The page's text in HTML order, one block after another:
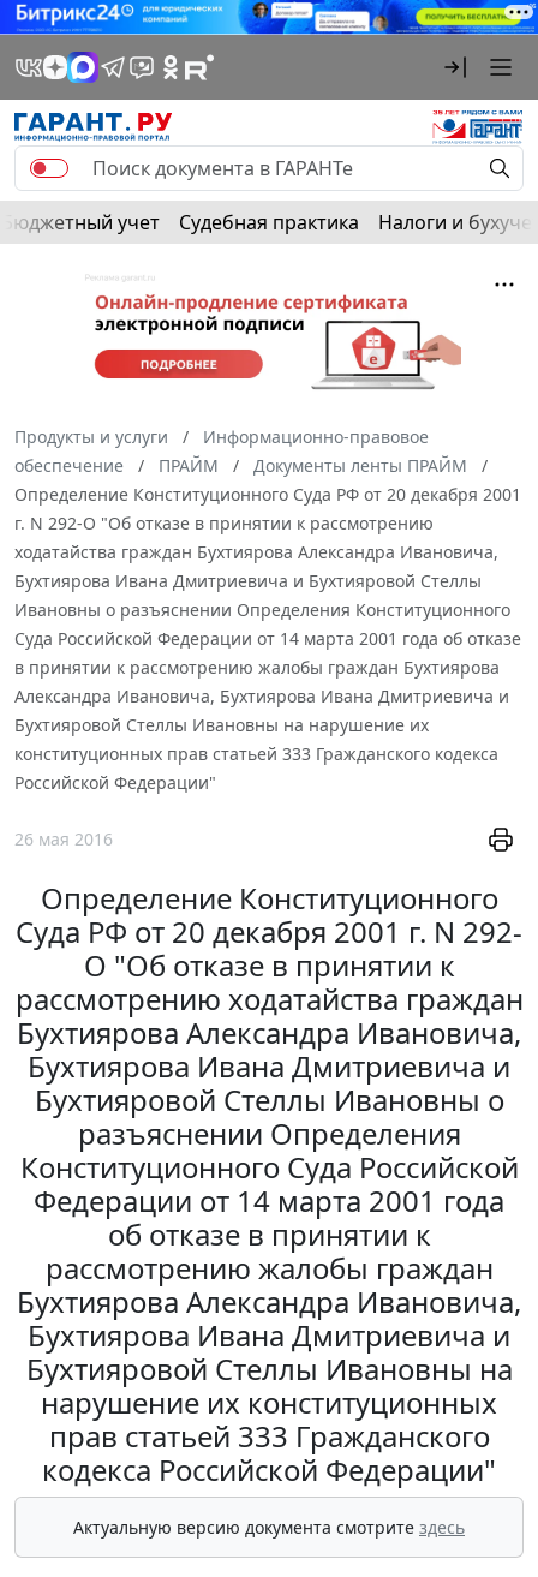
Бюджетный учет Судебная практика Налоги и
Продукты и услуги
Информационно-правовое
обеспечение
ПРАЙМ
Документы ленты ПРАЙМ
Определение Конституционного Суда РФ от 20 декабря 2001
г. N 292-О "Об отказе в принятии к рассмотрению
ходатайства граждан Бухтиярова Александра Ивановича,
Бухтиярова Ивана Дмитриевича и Бухтияровой Стеллы
Ивановны о разъяснении Определения Конституционного
Суда Российской Федерации от 14 марта 2001 года об отказе
в принятии к рассмотрению жалобы граждан Бухтиярова
Александра Ивановича, Бухтиярова Ивана Дмитриевича и
Бухтияровой Стеллы Ивановны на нарушение их
конституционных прав статьей 333 Гражданского кодекса
Российской Федерации"
26 мая 2016
Определение Конституционного
Суда РФ от 20 декабря 2001 г. N 292-
О "Об отказе в принятии к
рассмотрению ходатайства граждан
Бухтиярова Александра Ивановича,
Бухтиярова Ивана Дмитриевича и
Бухтияровой Стеллы Ивановны о
разъяснении Определения
Конституционного Суда Российской
Федерации от 14 марта 2001 года
об отказе в принятии к
рассмотрению жалобы граждан
Бухтиярова Александра Ивановича,
Бухтиярова Ивана Дмитриевича и
Бухтияровой Стеллы Ивановны на
нарушение их конституционных
прав статьей 333 Гражданского
кодекса Российской Федерации"
Актуальную версию документа смотрите здесь